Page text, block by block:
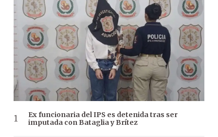
Ex funcionaria del IPS es detenida tras ser
imputada con Bataglia y Brítez